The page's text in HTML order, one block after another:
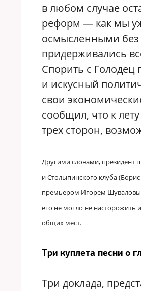
в любом случае
реформ — как мы
осмысленными без
придерживались
Спорить с
и искусный
свои
сообщил, что к
трех сторон,
Другими словами, президент
и Столыпинского клуба
премьером Игорем
его не могло не
общих мест.
Три куплета песни о
Три доклада,